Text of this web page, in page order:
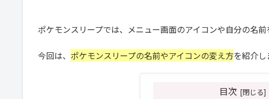
ポケモンスリープでは、メニュー画面のアイコンや自分の名前
今回は、 ポケモンスリープの名前やアイコンの変え方を紹介し
目次